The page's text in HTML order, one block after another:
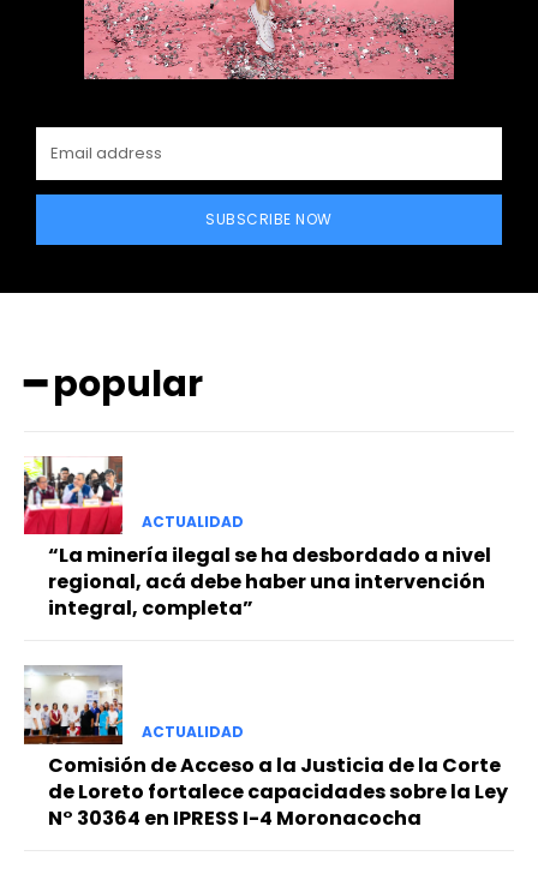
SUBSCRIBE NOW
━ popular
ACTUALIDAD
“La minería ilegal se ha desbordado a nivel
regional, acá debe haber una intervención
integral, completa”
ACTUALIDAD
Comisión de Acceso a la Justicia de la Corte
de Loreto fortalece capacidades sobre la Ley
N° 30364 en IPRESS I-4 Moronacocha